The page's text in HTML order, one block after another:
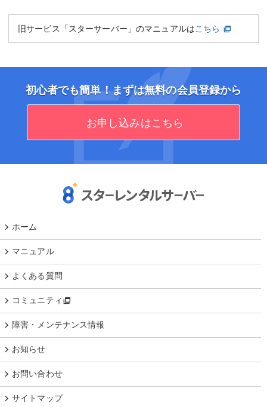
旧サービス「スターサーバー」のマニュアルはこちら
初心者でも簡単！まずは無料の会員登録から
お申し込みはこちら
ホーム
マニュアル
よくある質問
コミュニティ
障害・メンテナンス情報
お知らせ
お問い合わせ
サイトマップ